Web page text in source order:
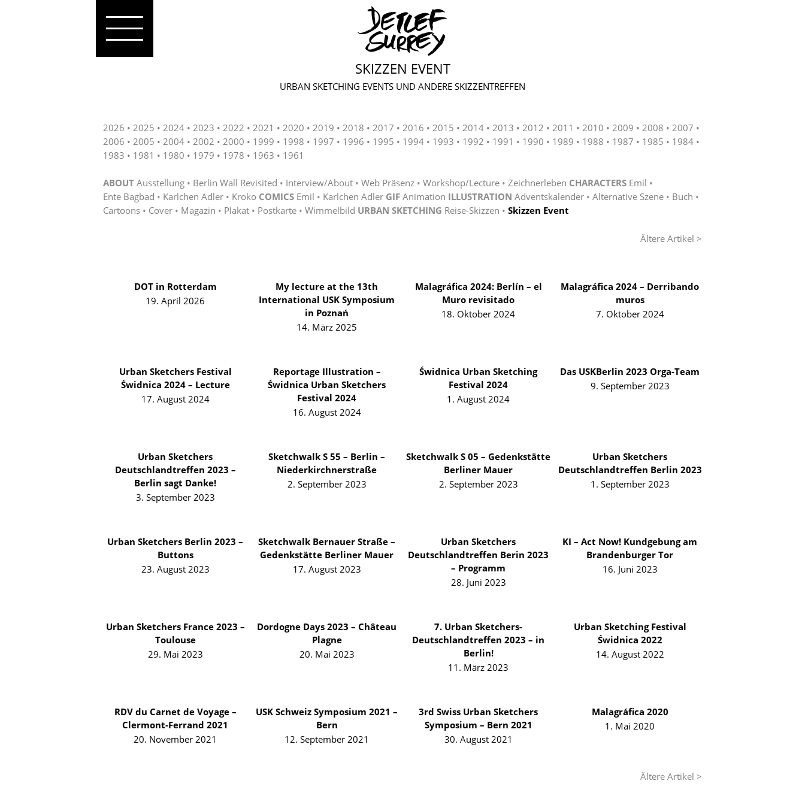
SKIZZEN EVENT
URBAN SKETCHING EVENTS UND ANDERE SKIZZENTREFFEN
2026 2025 2024 2023 2022 2021 2020 2019 2018 2017 2016 2015 2014 2013 2012 2011 2010 2009 2008
2007
2006
2005 2004 2002 2000 1999 1998 1997 1996 1995 1994 1993 1992 1991 1990 1989 1988 1987 1985
1984
1983
1981 1980 1979 1978 1963 1961
ABOUT Ausstellung Berlin Wall Revisited Interview/About Web Präsenz Workshop/Lecture Zeichnerleben CHARACTERS Emil
Ente Bagbad
Karlchen Adler Kroko COMICS Emil Karlchen Adler GIF Animation ILLUSTRATION Adventskalender Alternative Szene
Buch
Cartoons
Cover Magazin Plakat Postkarte Wimmelbild URBAN SKETCHING Reise-Skizzen Skizzen Event
Ältere Artikel >
DOT in Rotterdam
19. April 2026
My lecture at the 13th
International USK Symposium
in Poznań
14. März 2025
Malagráfica 2024: Berlín – el
Muro revisitado
18. Oktober 2024
Malagráfica 2024 – Derribando
muros
7. Oktober 2024
Urban Sketchers Festival
Świdnica 2024 – Lecture
17. August 2024
Reportage Illustration –
Świdnica Urban Sketchers
Festival 2024
16. August 2024
Świdnica Urban Sketching
Festival 2024
1. August 2024
Das USKBerlin 2023 Orga-Team
9. September 2023
Urban Sketchers
Deutschlandtreffen 2023 –
Berlin sagt Danke!
3. September 2023
Sketchwalk S 55 – Berlin –
Niederkirchnerstraße
2. September 2023
Sketchwalk S 05 – Gedenkstätte
Berliner Mauer
2. September 2023
Urban Sketchers
Deutschlandtreffen Berlin 2023
1. September 2023
Urban Sketchers Berlin 2023 –
Buttons
23. August 2023
Sketchwalk Bernauer Straße –
Gedenkstätte Berliner Mauer
17. August 2023
Urban Sketchers
Deutschlandtreffen Berin 2023
– Programm
28. Juni 2023
KI – Act Now! Kundgebung am
Brandenburger Tor
16. Juni 2023
Urban Sketchers France 2023 –
Toulouse
29. Mai 2023
Dordogne Days 2023 – Château
Plagne
20. Mai 2023
7. Urban Sketchers-
Deutschlandtreffen 2023 – in
Berlin!
11. März 2023
Urban Sketching Festival
Świdnica 2022
14. August 2022
RDV du Carnet de Voyage –
Clermont-Ferrand 2021
20. November 2021
USK Schweiz Symposium 2021 –
Bern
12. September 2021
3rd Swiss Urban Sketchers
Symposium – Bern 2021
30. August 2021
Malagráfica 2020
1. Mai 2020
Ältere Artikel >